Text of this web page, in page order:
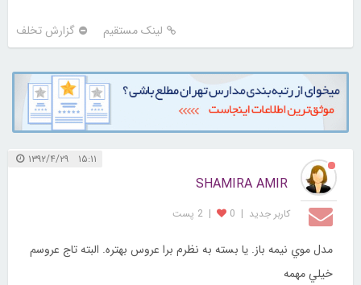
لینک مستقیم گزارش تخلف
۱۵:۱۱ ۱۳۹۲/۴/۲۹
SHAMIRA AMIR
کاربر جديد |
0
| 2 پست
مدل موي نيمه باز. يا بسته به نظرم برا عروس بهتره. البته تاج عروسم
خيلي مهمه